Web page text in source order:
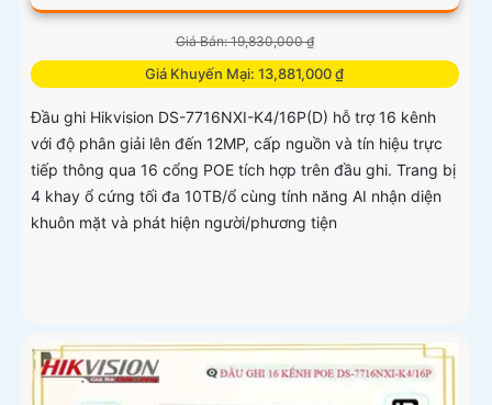
Giá Bán: 19,830,000 ₫
Giá Khuyến Mại: 13,881,000 ₫
Đầu ghi Hikvision DS-7716NXI-K4/16P(D) hỗ trợ 16 kênh
với độ phân giải lên đến 12MP, cấp nguồn và tín hiệu trực
tiếp thông qua 16 cổng POE tích hợp trên đầu ghi. Trang bị
4 khay ổ cứng tối đa 10TB/ổ cùng tính năng AI nhận diện
khuôn mặt và phát hiện người/phương tiện